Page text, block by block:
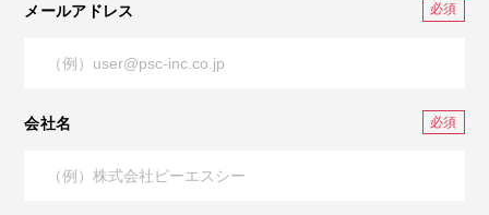
メールアドレス
会社名